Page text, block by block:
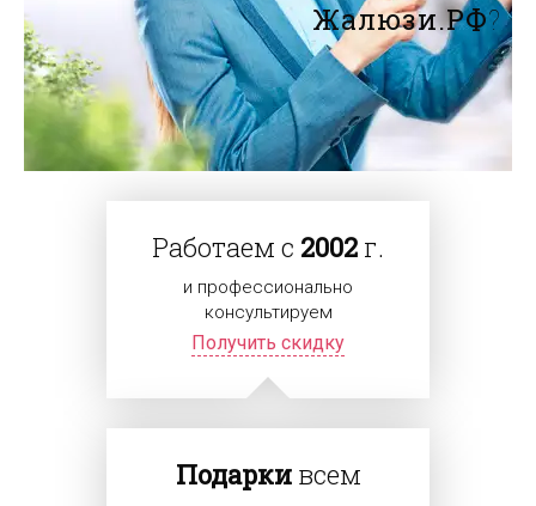
Жалюзи.РФ?
Работаем с 2002 г.
и профессионально
консультируем
Получить скидку
Подаркивсем